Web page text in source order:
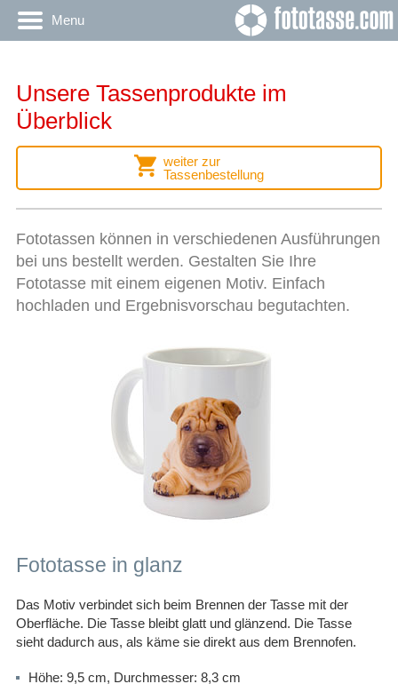
Menu
Unsere Tassenprodukte im
Überblick
weiter zur
Tassenbestellung
Fototassen können in verschiedenen Ausführungen
bei uns bestellt werden. Gestalten Sie Ihre
Fototasse mit einem eigenen Motiv. Einfach
hochladen und Ergebnisvorschau begutachten.
Fototasse in glanz
Das Motiv verbindet sich beim Brennen der Tasse mit der
Oberfläche. Die Tasse bleibt glatt und glänzend. Die Tasse
sieht dadurch aus, als käme sie direkt aus dem Brennofen.
Höhe: 9,5 cm, Durchmesser: 8,3 cm